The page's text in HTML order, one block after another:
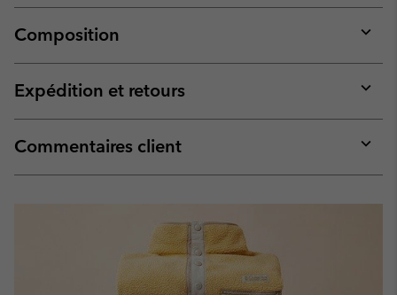
Composition
or
Expédition et retours
or
Commentaires client
or